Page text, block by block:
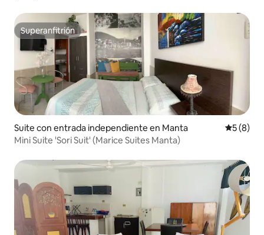
Superanfitrión
Superanfitrión
Suite con entrada independiente en Manta
5 (8)
Mini Suite 'Sori Suit' (Marice Suites Manta)